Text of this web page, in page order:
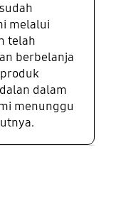
melalui
telah
berbelanja
dalam
menunggu